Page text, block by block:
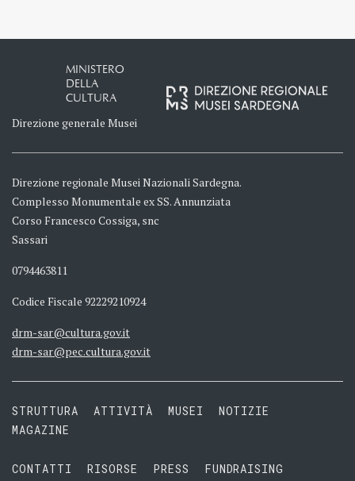
MINISTERO
DELLA
CULTURA
Direzione generale Musei
Direzione regionale Musei Nazionali Sardegna.
Complesso Monumentale ex SS. Annunziata
Corso Francesco Cossiga, snc
Sassari
0794463811
Codice Fiscale 92229210924
drm-sar@cultura.gov.it
drm-sar@pec.cultura.gov.it
STRUTTURA ATTIVITÀ MUSEI
NOTIZIE
MAGAZINE
CONTATTI RISORSE PRESS FUNDRAISING